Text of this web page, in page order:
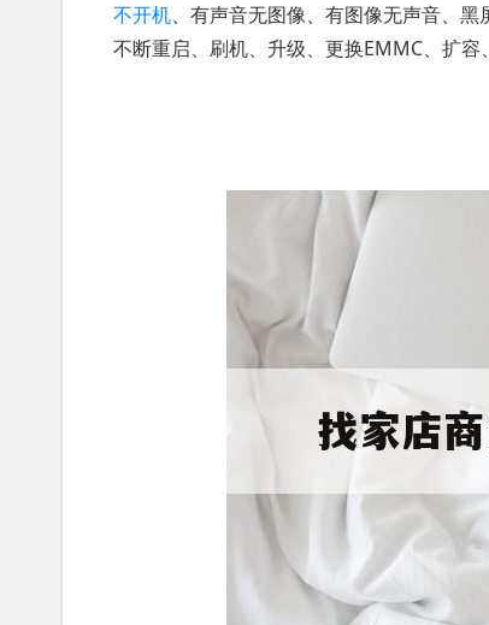
不开机、有声音无图像、有图像无声音、黑
不断重启、刷机、升级、更换EMMC、扩容